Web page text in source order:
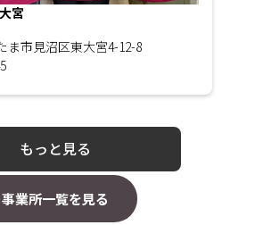
宮
ま市見沼区東大宮4-12-8
もっと見る
事業所一覧を見る